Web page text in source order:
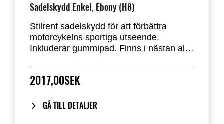
Sadelskydd Enkel, Ebony (H8)
Stilrent sadelskydd för att förbättra
motorcykelns sportiga utseende.
Inkluderar gummipad. Finns i nästan alla
2017,00SEK
GÅ TILL DETALJER